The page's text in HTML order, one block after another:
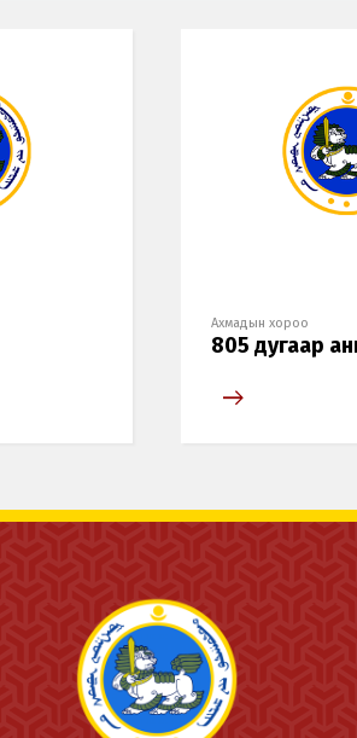
Ахмадын хороо
805 дугаар